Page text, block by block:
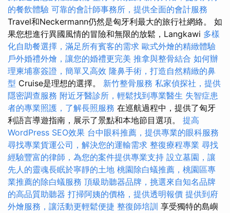
的餐飲體驗 可靠的會計師事務所，提供全面的會計服務
Travel和Neckermann仍然是匈牙利最大的旅行社網絡。 如
果您想進行異國風情的冒險和無限的放鬆，Langkawi 多樣
化自助餐選擇，滿足所有賓客的需求 歐式外燴的精緻體驗
戶外婚禮外燴，讓您的婚禮更完美 推拿與整骨結合 如何辦
理柬埔寨簽證，簡單又高效 隆鼻手術，打造自然精緻的鼻
型 Cruise是理想的選擇。 新竹整骨服務 私家偵探社，提供
隱密調查服務 附近牙醫診所，輕鬆找到專業醫生 失智症患
者的專業照護，了解長照服務 在巡航過程中，提供了匈牙
利語言導遊指南，展示了景點和本地節目選項。 提高
WordPress SEO效果 台中眼科推薦，提供專業的眼科服務
尋找專業貨運公司，解決您的運輸需求 整復療程專業 尋找
經驗豐富的律師，為您的案件提供專業支持 設立墓園，讓
先人的靈魂長眠於寧靜的土地 桃園除白蟻推薦，桃園區專
業推薦的除白蟻服務 頂級助聽器品牌，挑選來自知名品牌
的高品質助聽器 打掃阿姨的價格，提供透明報價 提供到府
外燴服務，讓活動更輕鬆便捷 整復師培訓 享受獨特的島嶼